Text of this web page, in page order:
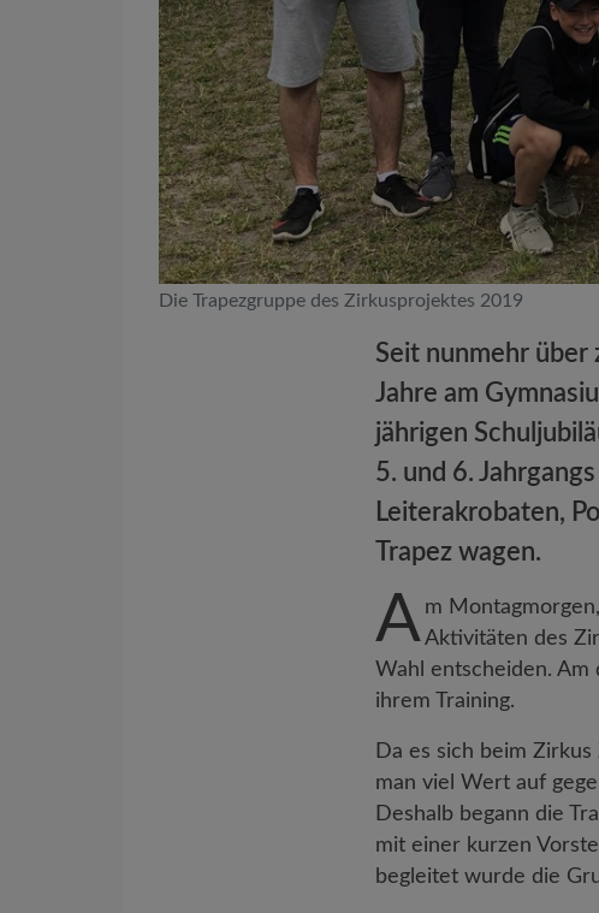
Die Trapezgruppe des Zirkusprojektes 2019
Seit nunmehr über
Jahre am
jährigen
5. und 6.
Leiterakrobaten,
Trapez wagen.
A m
Aktivitäten des
Wahl entscheiden. Am
ihrem Training.
Da es sich beim
man viel Wert auf
Deshalb begann die
mit einer kurzen
begleitet wurde die